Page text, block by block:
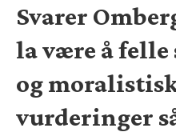
Svarer
la være å felle
og
vurderinger